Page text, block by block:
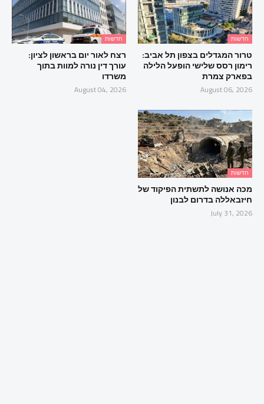
חדשות
טרור המגדלים בצפון תל אביב:
רימון רסס שלישי הופעל הלילה
בפארק צמרת
August 06, 2026
חדשות
רצח לאור יום בראשון לציון:
עורך דין נורה למוות בתוך
משרדו
August 04, 2026
חדשות
מכה אנושה לתשתית הפיקוד של
חיזבאללה בדרום לבנון
July 31, 2026